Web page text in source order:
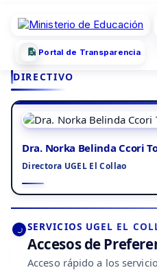
Portal de Transparencia
DIRECTIVO
Dra. Norka Belinda Ccori
Directora UGEL El Collao
SERVICIOS UGEL EL
Accesos de
Acceso rápido a los